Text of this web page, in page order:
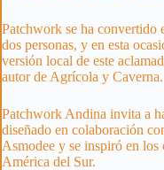
Patchwork se ha convertido
dos personas, y en esta
versión local de este
autor de Agrícola y Caverna.
Patchwork Andina invita a
diseñado en colaboración
Asmodee y se inspiró en
América del Sur.